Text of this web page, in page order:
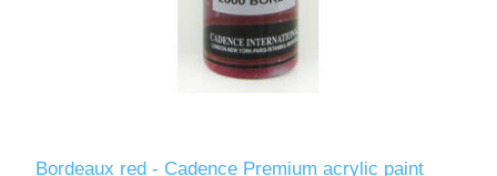
Bordeaux red - Cadence Premium acrylic paint